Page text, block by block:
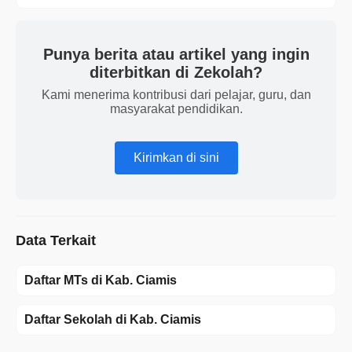
Punya berita atau artikel yang ingin
diterbitkan di Zekolah?
Kami menerima kontribusi dari pelajar, guru, dan
masyarakat pendidikan.
Kirimkan di sini
Data Terkait
Daftar MTs di Kab. Ciamis
Daftar Sekolah di Kab. Ciamis